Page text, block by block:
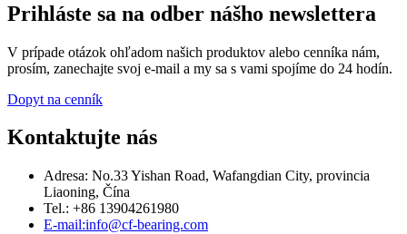
Prihláste sa na odber nášho newslettera
V prípade otázok ohľadom našich produktov alebo cenníka nám,
prosím, zanechajte svoj e-mail a my sa s vami spojíme do 24 hodín.
Dopyt na cenník
Kontaktujte nás
Adresa: No.33 Yishan Road, Wafangdian City, provincia
Liaoning, Čína
Tel.: +86 13904261980
E-mail:info@cf-bearing.com